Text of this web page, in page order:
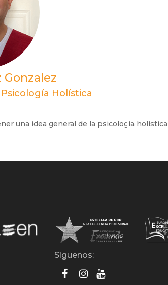
Gonzalez
Holística
una idea general de la psicología holística
Síguenos: